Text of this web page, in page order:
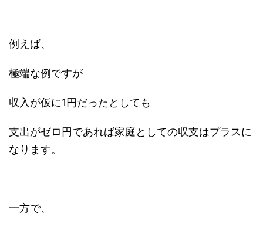
例えば、
極端な例ですが
収入が仮に1円だったとしても
支出がゼロ円であれば家庭としての収支はプラスに
なります。
一方で、